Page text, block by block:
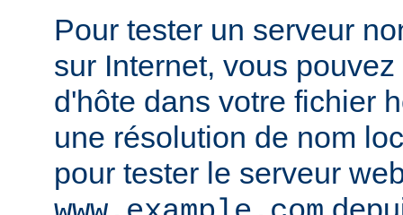
Pour tester un serveur
sur Internet, vous
d'hôte dans votre fichier
une résolution de nom
pour tester le serveur